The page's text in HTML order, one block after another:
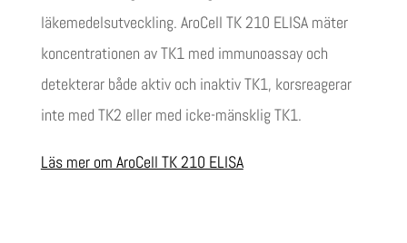
läkemedelsutveckling. AroCell TK 210 ELISA mäter
koncentrationen av TK1 med immunoassay och
detekterar både aktiv och inaktiv TK1, korsreagerar
inte med TK2 eller med icke-mänsklig TK1.
Läs mer om AroCell TK 210 ELISA